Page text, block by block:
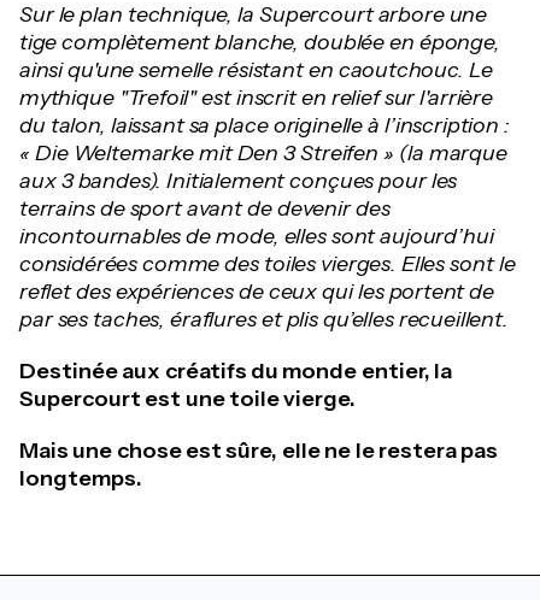
Sur le plan technique, la Supercourt arbore une
tige complètement blanche, doublée en éponge,
ainsi qu'une semelle résistant en caoutchouc. Le
mythique "Trefoil" est inscrit en relief sur l'arrière
du talon, laissant sa place originelle à l’inscription :
« Die Weltemarke mit Den 3 Streifen » (la marque
aux 3 bandes). Initialement conçues pour les
terrains de sport avant de devenir des
incontournables de mode, elles sont aujourd’hui
considérées comme des toiles vierges. Elles sont le
reflet des expériences de ceux qui les portent de
par ses taches, éraflures et plis qu’elles recueillent.
Destinée aux créatifs du monde entier, la
Supercourt est une toile vierge.
Mais une chose est sûre, elle ne le restera pas
longtemps.